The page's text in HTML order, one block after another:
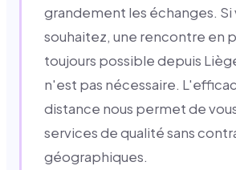
grandement les échanges. Si
souhaitez, une rencontre en
toujours possible depuis
n'est pas nécessaire.
distance nous permet de
services de qualité sans
géographiques.